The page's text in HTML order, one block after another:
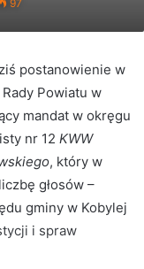
97
postanowienie w
Powiatu w
mandat w okręgu
nr 12 KWW
, który w
głosów –
gminy w Kobylej
i spraw